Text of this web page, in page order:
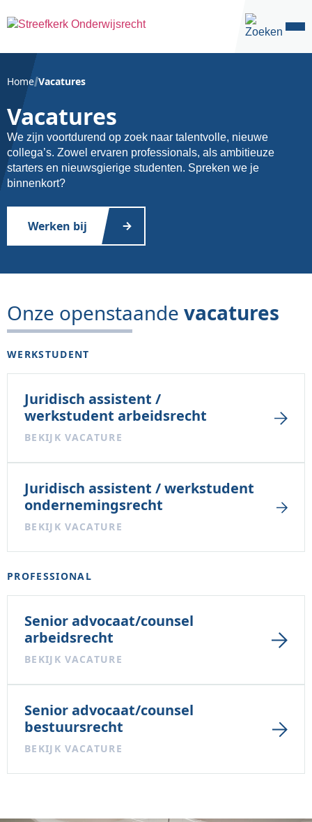
Contact
Home Vacatures
Vacatures
We zijn voortdurend op zoek naar talentvolle, nieuwe
collega’s. Zowel ervaren professionals, als ambitieuze
starters en nieuwsgierige studenten. Spreken we je
binnenkort?
Werken bij
Onze openstaande vacatures
WERKSTUDENT
Juridisch assistent /
werkstudent arbeidsrecht
BEKIJK VACATURE
Juridisch assistent / werkstudent
ondernemingsrecht
BEKIJK VACATURE
PROFESSIONAL
Senior advocaat/counsel
arbeidsrecht
BEKIJK VACATURE
Senior advocaat/counsel
bestuursrecht
BEKIJK VACATURE